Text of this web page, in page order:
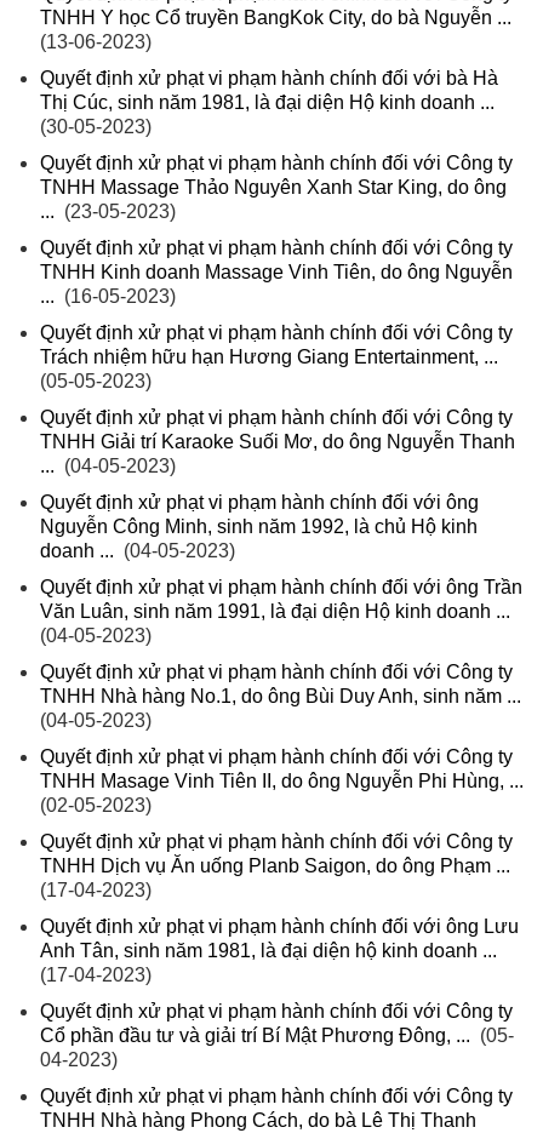
TNHH Y học Cổ truyền BangKok City, do bà Nguyễn ...
(13-06-2023)
Quyết định xử phạt vi phạm hành chính đối với bà Hà
Thị Cúc, sinh năm 1981, là đại diện Hộ kinh doanh ...
(30-05-2023)
Quyết định xử phạt vi phạm hành chính đối với Công ty
TNHH Massage Thảo Nguyên Xanh Star King, do ông
... (23-05-2023)
Quyết định xử phạt vi phạm hành chính đối với Công ty
TNHH Kinh doanh Massage Vinh Tiên, do ông Nguyễn
... (16-05-2023)
Quyết định xử phạt vi phạm hành chính đối với Công ty
Trách nhiệm hữu hạn Hương Giang Entertainment, ...
(05-05-2023)
Quyết định xử phạt vi phạm hành chính đối với Công ty
TNHH Giải trí Karaoke Suối Mơ, do ông Nguyễn Thanh
... (04-05-2023)
Quyết định xử phạt vi phạm hành chính đối với ông
Nguyễn Công Minh, sinh năm 1992, là chủ Hộ kinh
doanh ... (04-05-2023)
Quyết định xử phạt vi phạm hành chính đối với ông Trần
Văn Luân, sinh năm 1991, là đại diện Hộ kinh doanh ...
(04-05-2023)
Quyết định xử phạt vi phạm hành chính đối với Công ty
TNHH Nhà hàng No.1, do ông Bùi Duy Anh, sinh năm ...
(04-05-2023)
Quyết định xử phạt vi phạm hành chính đối với Công ty
TNHH Masage Vinh Tiên II, do ông Nguyễn Phi Hùng, ...
(02-05-2023)
Quyết định xử phạt vi phạm hành chính đối với Công ty
TNHH Dịch vụ Ăn uống Planb Saigon, do ông Phạm ...
(17-04-2023)
Quyết định xử phạt vi phạm hành chính đối với ông Lưu
Anh Tân, sinh năm 1981, là đại diện hộ kinh doanh ...
(17-04-2023)
Quyết định xử phạt vi phạm hành chính đối với Công ty
Cổ phần đầu tư và giải trí Bí Mật Phương Đông, ... (05-
04-2023)
Quyết định xử phạt vi phạm hành chính đối với Công ty
TNHH Nhà hàng Phong Cách, do bà Lê Thị Thanh